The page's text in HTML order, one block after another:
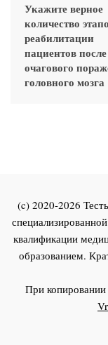
Укажите верное
количество
реабилитации
пациентов после
очагового
головного мозга
(c) 2020-2026
квалификации
образованием.
При копировании